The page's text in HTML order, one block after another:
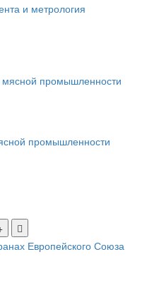
и метрология
промышленности